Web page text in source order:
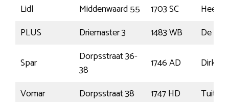
Lidl
Middenwaard 55 1703 SC
PLUS
Driemaster 3 1483 WB
De Rijp
Spar
Dorpsstraat 36-
38
1746 AD
Vomar
Dorpsstraat 38 1747 HD